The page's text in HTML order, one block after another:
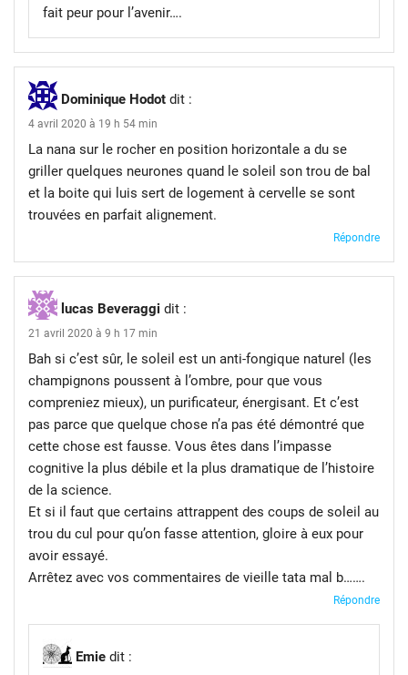
fait peur pour l’avenir….
Dominique Hodot dit :
4 avril 2020 à 19 h 54 min
La nana sur le rocher en position horizontale a du se
griller quelques neurones quand le soleil son trou de bal
et la boite qui luis sert de logement à cervelle se sont
trouvées en parfait alignement.
Répondre
lucas Beveraggi dit :
21 avril 2020 à 9 h 17 min
Bah si c’est sûr, le soleil est un anti-fongique naturel (les
champignons poussent à l’ombre, pour que vous
compreniez mieux), un purificateur, énergisant. Et c’est
pas parce que quelque chose n’a pas été démontré que
cette chose est fausse. Vous êtes dans l’impasse
cognitive la plus débile et la plus dramatique de l’histoire
de la science.
Et si il faut que certains attrappent des coups de soleil au
trou du cul pour qu’on fasse attention, gloire à eux pour
avoir essayé.
Arrêtez avec vos commentaires de vieille tata mal b…….
Répondre
Emie dit :